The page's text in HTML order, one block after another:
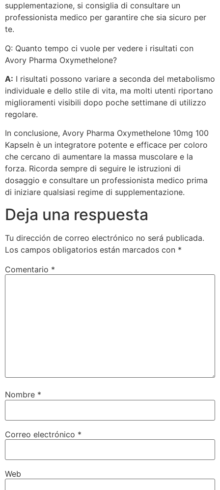
supplementazione, si consiglia di consultare un
professionista medico per garantire che sia sicuro per
te.
Q: Quanto tempo ci vuole per vedere i risultati con
Avory Pharma Oxymethelone?
A: I risultati possono variare a seconda del metabolismo
individuale e dello stile di vita, ma molti utenti riportano
miglioramenti visibili dopo poche settimane di utilizzo
regolare.
In conclusione, Avory Pharma Oxymethelone 10mg 100
Kapseln è un integratore potente e efficace per coloro
che cercano di aumentare la massa muscolare e la
forza. Ricorda sempre di seguire le istruzioni di
dosaggio e consultare un professionista medico prima
di iniziare qualsiasi regime di supplementazione.
Deja una respuesta
Tu dirección de correo electrónico no será publicada.
Los campos obligatorios están marcados con *
Comentario *
Nombre *
Correo electrónico *
Web